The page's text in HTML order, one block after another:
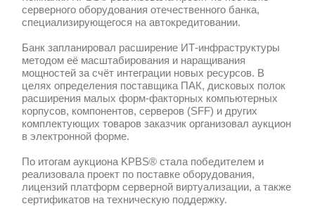
16.04.2025
Компания KPBS® реализовала проект
серверного оборудования
специализирующегося на